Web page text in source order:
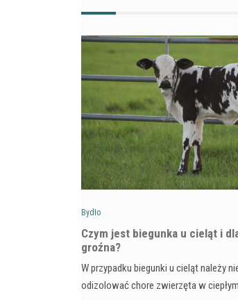
Bydło
Czym jest biegunka u cieląt i
groźna?
W przypadku biegunki u cieląt należy
odizolować chore zwierzęta w